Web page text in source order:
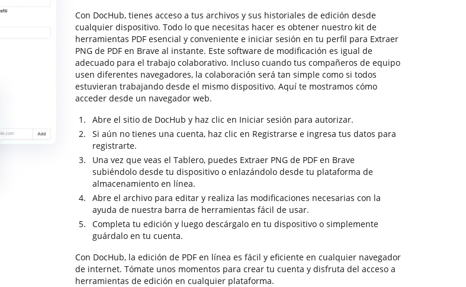
Con DocHub, tienes acceso a tus archivos y sus historiales de edición desde
cualquier dispositivo. Todo lo que necesitas hacer es obtener nuestro kit de
herramientas PDF esencial y conveniente e iniciar sesión en tu perfil para Extraer
PNG de PDF en Brave al instante. Este software de modificación es igual de
adecuado para el trabajo colaborativo. Incluso cuando tus compañeros de equipo
usen diferentes navegadores, la colaboración será tan simple como si todos
estuvieran trabajando desde el mismo dispositivo. Aquí te mostramos cómo
acceder desde un navegador web.
Abre el sitio de DocHub y haz clic en Iniciar sesión para autorizar.
Si aún no tienes una cuenta, haz clic en Registrarse e ingresa tus datos para
registrarte.
Una vez que veas el Tablero, puedes Extraer PNG de PDF en Brave
subiéndolo desde tu dispositivo o enlazándolo desde tu plataforma de
almacenamiento en línea.
Abre el archivo para editar y realiza las modificaciones necesarias con la
ayuda de nuestra barra de herramientas fácil de usar.
Completa tu edición y luego descárgalo en tu dispositivo o simplemente
guárdalo en tu cuenta.
Con DocHub, la edición de PDF en línea es fácil y eficiente en cualquier navegador
de internet. Tómate unos momentos para crear tu cuenta y disfruta del acceso a
herramientas de edición en cualquier plataforma.